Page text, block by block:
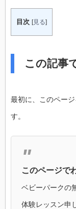
目次 [見る]
この記事
最初に、このペー
す。
このページで
ベビーパークの
体験レッスン申